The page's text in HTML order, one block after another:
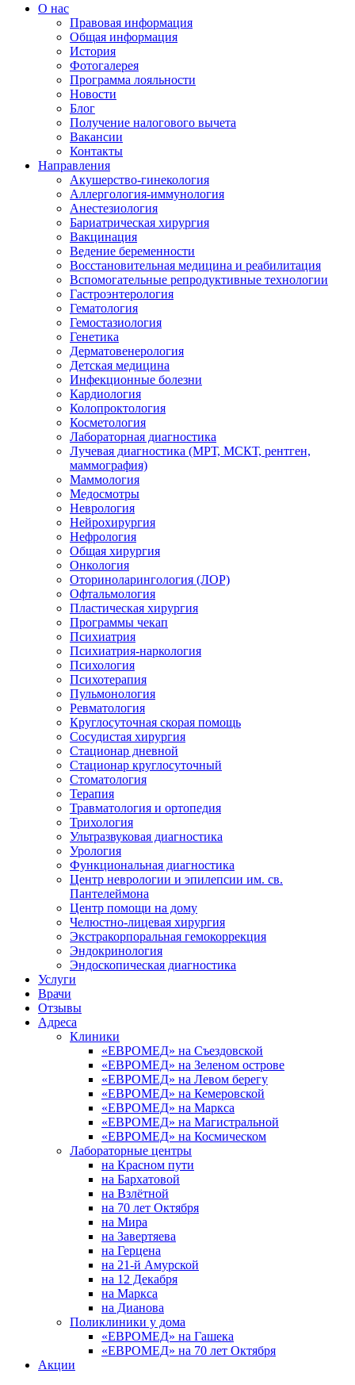
О нас
Правовая информация
Общая информация
История
Фотогалерея
Программа лояльности
Новости
Блог
Получение налогового вычета
Вакансии
Контакты
Направления
Акушерство-гинекология
Аллергология-иммунология
Анестезиология
Бариатрическая хирургия
Вакцинация
Ведение беременности
Восстановительная медицина и реабилитация
Вспомогательные репродуктивные технологии
Гастроэнтерология
Гематология
Гемостазиология
Генетика
Дерматовенерология
Детская медицина
Инфекционные болезни
Кардиология
Колопроктология
Косметология
Лабораторная диагностика
Лучевая диагностика (МРТ, МСКТ, рентген,
маммография)
Маммология
Медосмотры
Неврология
Нейрохирургия
Нефрология
Общая хирургия
Онкология
Оториноларингология (ЛОР)
Офтальмология
Пластическая хирургия
Программы чекап
Психиатрия
Психиатрия-наркология
Психология
Психотерапия
Пульмонология
Ревматология
Круглосуточная скорая помощь
Сосудистая хирургия
Стационар дневной
Стационар круглосуточный
Стоматология
Терапия
Травматология и ортопедия
Трихология
Ультразвуковая диагностика
Урология
Функциональная диагностика
Центр неврологии и эпилепсии им. св.
Пантелеймона
Центр помощи на дому
Челюстно-лицевая хирургия
Экстракорпоральная гемокоррекция
Эндокринология
Эндоскопическая диагностика
Услуги
Врачи
Отзывы
Адреса
Клиники
«ЕВРОМЕД» на Съездовской
«ЕВРОМЕД» на Зеленом острове
«ЕВРОМЕД» на Левом берегу
«ЕВРОМЕД» на Кемеровской
«ЕВРОМЕД» на Маркса
«ЕВРОМЕД» на Магистральной
«ЕВРОМЕД» на Космическом
Лабораторные центры
на Красном пути
на Бархатовой
на Взлётной
на 70 лет Октября
на Мира
на Завертяева
на Герцена
на 21-й Амурской
на 12 Декабря
на Маркса
на Дианова
Поликлиники у дома
«ЕВРОМЕД» на Гашека
«ЕВРОМЕД» на 70 лет Октября
Акции